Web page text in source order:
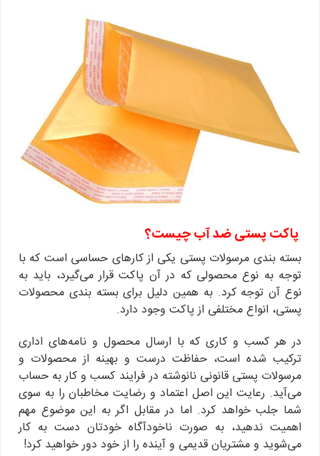
پاکت پستی ضد آب چیست؟
بسته ‌بندی مرسولات پستی یکی از کارهای حساسی است که با
توجه به نوع محصولی که در آن پاکت قرار می‌گیرد، باید به
نوع آن توجه کرد. به همین دلیل برای بسته ‌بندی محصولات
پستی، انواع مختلفی از پاکت وجود دارد.
در هر کسب و کاری که با ارسال محصول و نامه‌های اداری
ترکیب شده است، حفاظت درست و بهینه از محصولات و
مرسولات پستی قانونی نانوشته در فرایند کسب و کار به حساب
می‌آید. رعایت این اصل اعتماد و رضایت مخاطبان را به سوی
شما جلب خواهد کرد. اما در مقابل اگر به این موضوع مهم
اهمیت ندهید، به صورت ناخودآگاه خودتان دست به کار
می‌شوید و مشتریان قدیمی و آینده را از خود دور خواهید کرد!